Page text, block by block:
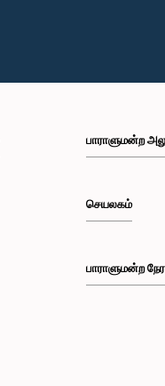
பாராளுமன்ற
செயலகம்
பாராளுமன்ற